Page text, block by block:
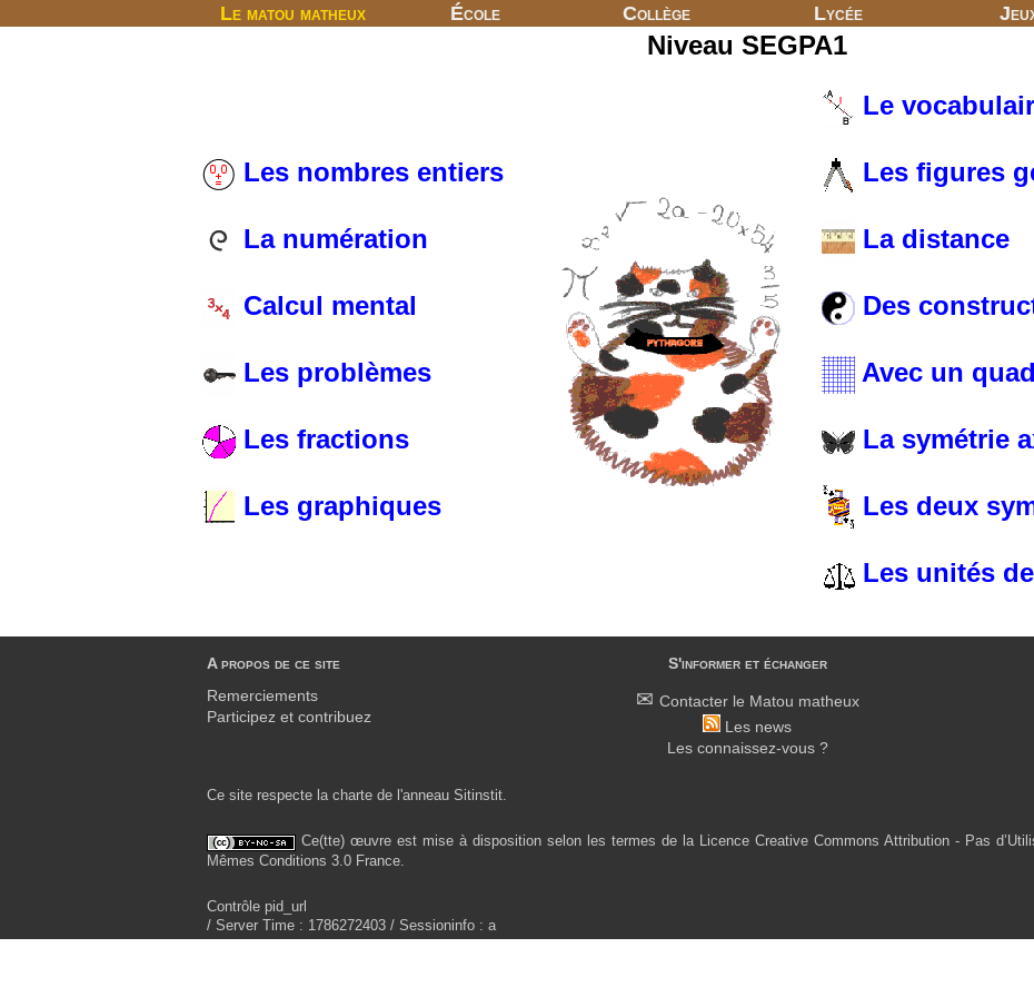
Le matou matheux École Collège Lycée
Niveau SEGPA1
Les nombres entiers
La numération
Calcul mental
Les problèmes
Les fractions
Les graphiques
Le
Les figures
La distance
Des
Avec un
La symétrie
Les deux
Les unités
A propos de ce site
Remerciements
Participez et contribuez
S'informer et échanger
Contacter le Matou matheux
Les news
Les connaissez-vous ?
Ce site respecte la charte de l'anneau Sitinstit.
Ce(tte) œuvre est mise à disposition selon les termes de la Licence Creative Commons Attribution - Pas
Mêmes Conditions 3.0 France.
Contrôle pid_url
/ Server Time : 1786272403 / Sessioninfo : a